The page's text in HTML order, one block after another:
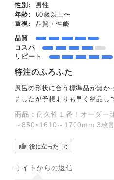
性別:
男性
年齢:
60歳以上〜
重視:
品質・性能
品質
コスパ
リピート
特注のふろふた
風呂の形状に合う標準品が無か
ましたが予想よりも早く納品し
商品： 耐久性１番！オーダ
～850×1610～1700mm 3枚割
役に立った 0
サイトからの返信